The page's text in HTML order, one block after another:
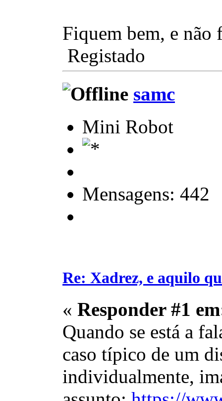
Fiquem bem, e
Registado
samc
Mini Robot
Mensagens: 442
Re: Xadrez, e aquilo
« Responder #1
Quando se está a
caso típico de um
individualmente,